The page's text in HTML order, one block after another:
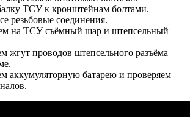
ТСУ к кронштейнам болтами.
резьбовые соединения.
на ТСУ съёмный шар и штепсельный
жгут проводов штепсельного разъёма
аккумуляторную батарею и проверяем